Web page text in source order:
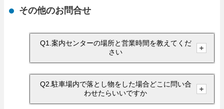
その他のお問合せ
Q1.案内センターの場所と営業時間を教えてくだ
さい
Q2.駐車場内で落とし物をした場合どこに問い合
わせたらいいですか